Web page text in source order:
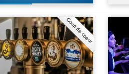
Coup de coeur